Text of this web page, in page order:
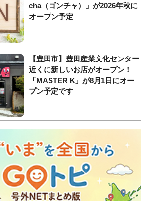
cha（ゴンチャ）」が2026年秋に
オープン予定
【豊田市】豊田産業文化センター
近くに新しいお店がオープン！
「MASTER K」が8月1日にオー
プン予定です